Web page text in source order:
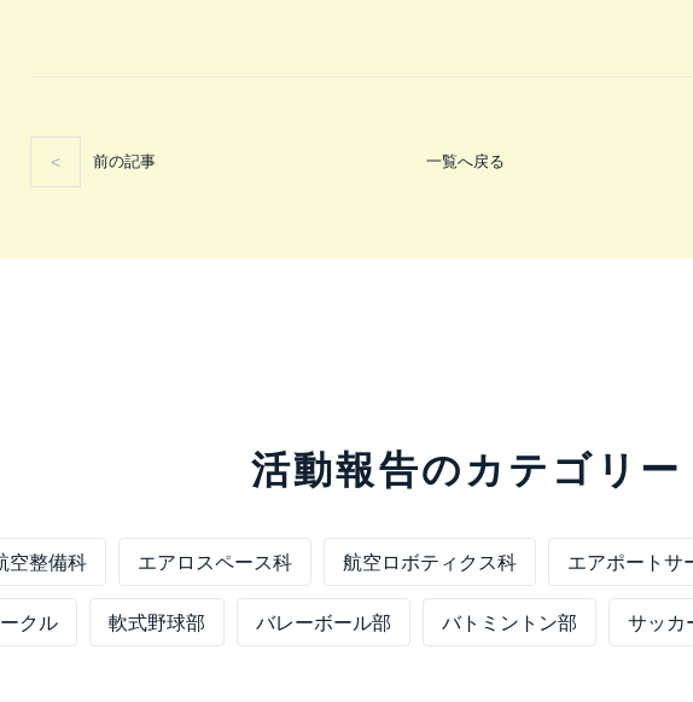
前の記事 一覧へ戻る
活動報告のカテゴリー
空整備科 エアロスペース科 航空ロボティクス科 エアポートサ
クル 軟式野球部 バレーボール部 バトミントン部 サッカ